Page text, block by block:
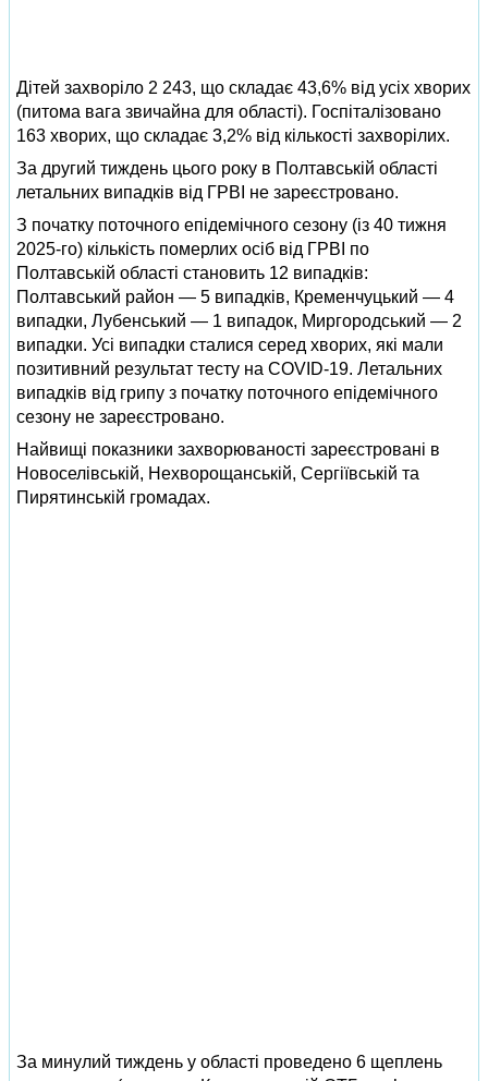
Дітей захворіло 2 243, що складає 43,6% від усіх хворих
(питома вага звичайна для області). Госпіталізовано
163 хворих, що складає 3,2% від кількості захворілих.
За другий тиждень цього року в Полтавській області
летальних випадків від ГРВІ не зареєстровано.
З початку поточного епідемічного сезону (із 40 тижня
2025-го) кількість померлих осіб від ГРВІ по
Полтавській області становить 12 випадків:
Полтавський район — 5 випадків, Кременчуцький — 4
випадки, Лубенський — 1 випадок, Миргородський — 2
випадки. Усі випадки сталися серед хворих, які мали
позитивний результат тесту на COVID-19. Летальних
випадків від грипу з початку поточного епідемічного
сезону не зареєстровано.
Найвищі показники захворюваності зареєстровані в
Новоселівській, Нехворощанській, Сергіївській та
Пирятинській громадах.
За минулий тиждень у області проведено 6 щеплень